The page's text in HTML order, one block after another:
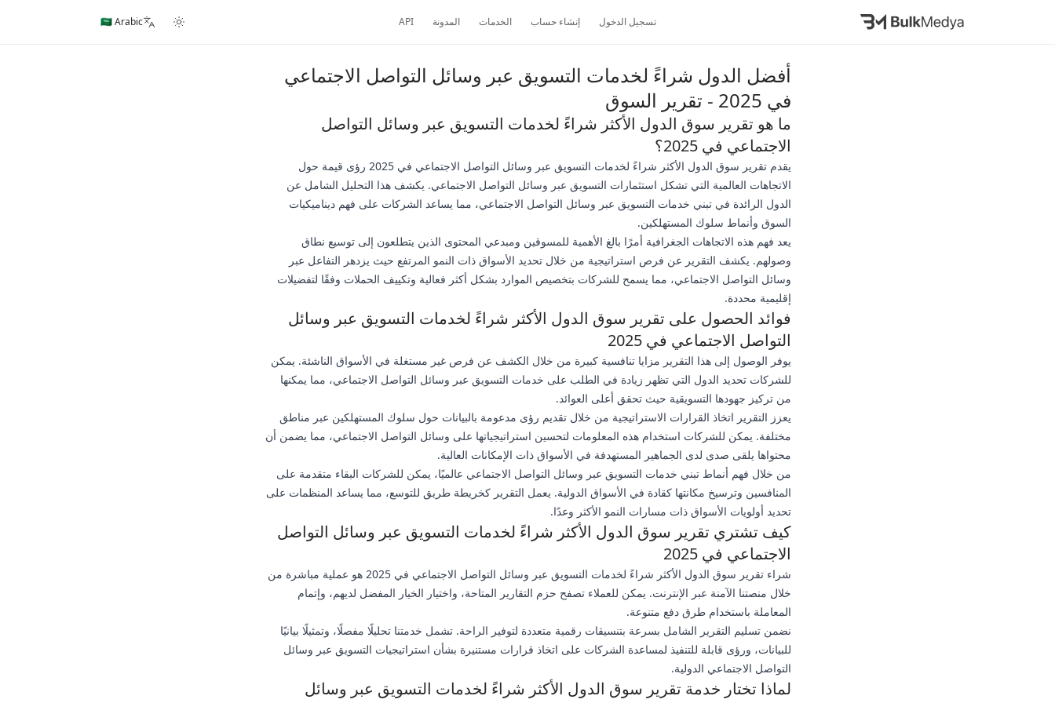
تسجيل الدخول إنشاء حساب الخدمات المدونة API
🇸🇦 Arabic
أفضل الدول شراءً لخدمات التسويق عبر وسائل التواصل الاجتماعي
في 2025 - تقرير السوق
ما هو تقرير سوق الدول الأكثر شراءً لخدمات التسويق عبر وسائل التواصل
الاجتماعي في 2025؟
يقدم تقرير سوق الدول الأكثر شراءً لخدمات التسويق عبر وسائل التواصل الاجتماعي في 2025 رؤى قيمة حول
الاتجاهات العالمية التي تشكل استثمارات التسويق عبر وسائل التواصل الاجتماعي. يكشف هذا التحليل الشامل عن
الدول الرائدة في تبني خدمات التسويق عبر وسائل التواصل الاجتماعي، مما يساعد الشركات على فهم ديناميكيات
السوق وأنماط سلوك المستهلكين.
يعد فهم هذه الاتجاهات الجغرافية أمرًا بالغ الأهمية للمسوقين ومبدعي المحتوى الذين يتطلعون إلى توسيع نطاق
وصولهم. يكشف التقرير عن فرص استراتيجية من خلال تحديد الأسواق ذات النمو المرتفع حيث يزدهر التفاعل عبر
وسائل التواصل الاجتماعي، مما يسمح للشركات بتخصيص الموارد بشكل أكثر فعالية وتكييف الحملات وفقًا لتفضيلات
إقليمية محددة.
فوائد الحصول على تقرير سوق الدول الأكثر شراءً لخدمات التسويق عبر وسائل
التواصل الاجتماعي في 2025
يوفر الوصول إلى هذا التقرير مزايا تنافسية كبيرة من خلال الكشف عن فرص غير مستغلة في الأسواق الناشئة. يمكن
للشركات تحديد الدول التي تظهر زيادة في الطلب على خدمات التسويق عبر وسائل التواصل الاجتماعي، مما يمكنها
من تركيز جهودها التسويقية حيث تحقق أعلى العوائد.
يعزز التقرير اتخاذ القرارات الاستراتيجية من خلال تقديم رؤى مدعومة بالبيانات حول سلوك المستهلكين عبر مناطق
مختلفة. يمكن للشركات استخدام هذه المعلومات لتحسين استراتيجياتها على وسائل التواصل الاجتماعي، مما يضمن أن
محتواها يلقى صدى لدى الجماهير المستهدفة في الأسواق ذات الإمكانات العالية.
من خلال فهم أنماط تبني خدمات التسويق عبر وسائل التواصل الاجتماعي عالميًا، يمكن للشركات البقاء متقدمة على
المنافسين وترسيخ مكانتها كقادة في الأسواق الدولية. يعمل التقرير كخريطة طريق للتوسع، مما يساعد المنظمات على
تحديد أولويات الأسواق ذات مسارات النمو الأكثر وعدًا.
كيف تشتري تقرير سوق الدول الأكثر شراءً لخدمات التسويق عبر وسائل التواصل
الاجتماعي في 2025
شراء تقرير سوق الدول الأكثر شراءً لخدمات التسويق عبر وسائل التواصل الاجتماعي في 2025 هو عملية مباشرة من
خلال منصتنا الآمنة عبر الإنترنت. يمكن للعملاء تصفح حزم التقارير المتاحة، واختيار الخيار المفضل لديهم، وإتمام
المعاملة باستخدام طرق دفع متنوعة.
نضمن تسليم التقرير الشامل بسرعة بتنسيقات رقمية متعددة لتوفير الراحة. تشمل خدمتنا تحليلًا مفصلًا، وتمثيلًا بيانيًا
للبيانات، ورؤى قابلة للتنفيذ لمساعدة الشركات على اتخاذ قرارات مستنيرة بشأن استراتيجيات التسويق عبر وسائل
التواصل الاجتماعي الدولية.
لماذا تختار خدمة تقرير سوق الدول الأكثر شراءً لخدمات التسويق عبر وسائل